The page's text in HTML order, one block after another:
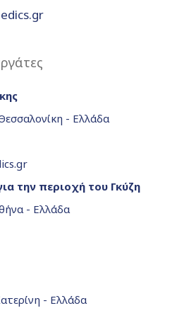
- Ελλάδα
την περιοχή του Γκύζη
- Ελλάδα
- Ελλάδα